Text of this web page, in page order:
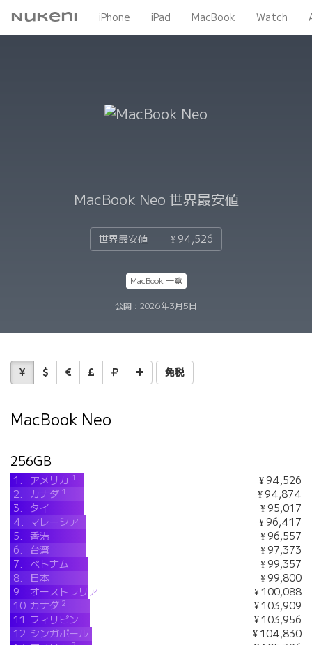
Nukeni iPhone iPad MacBook Watch
MacBook Neo 世界最安値
世界最安値 ¥ 94,526
MacBook 一覧
公開： 2026年3月5日
免税
MacBook Neo
256GB
1. アメリカ 1
¥ 94,526
2.
カナダ 1
¥ 94,874
3.
タイ
¥ 95,017
4.
マレーシア
¥ 96,417
5.
香港
¥ 96,557
6.
台湾
¥ 97,373
7.
ベトナム
¥ 99,357
8.
日本
¥ 99,800
9.
オーストラリア
¥ 100,088
10. カナダ 2
¥ 103,909
11. フィリピン
¥ 103,956
12. シンガポール
¥ 104,830